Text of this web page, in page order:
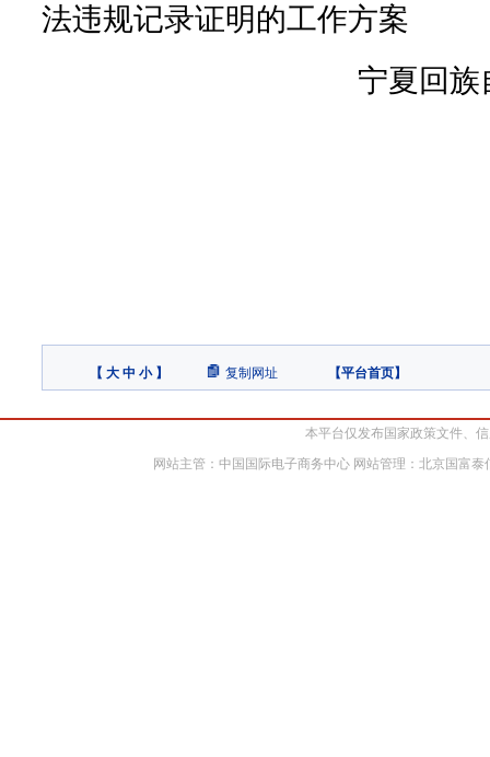
法违规记录证明的工作方案
宁夏回族
【 大 中 小】 复制网址 【平台首页】
本平台仅发布国家政策文件、
网站主管：中国国际电子商务中心 网站管理：北京国富